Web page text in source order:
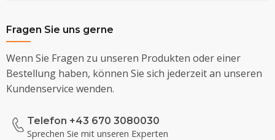
Fragen Sie uns gerne
Wenn Sie Fragen zu unseren Produkten oder einer
Bestellung haben, können Sie sich jederzeit an unseren
Kundenservice wenden.
Telefon +43 670 3080030
Sprechen Sie mit unseren Experten